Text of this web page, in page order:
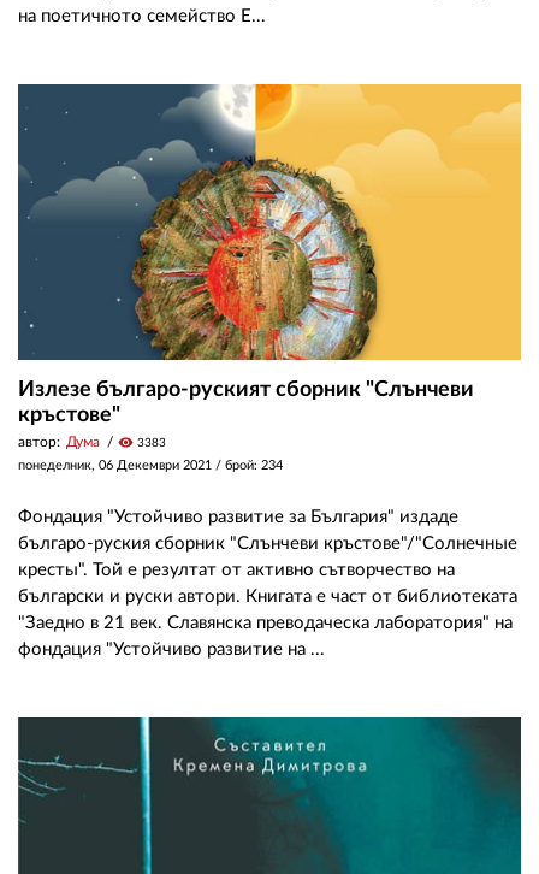
на поетичното семейство Е...
Излезе българо-руският сборник "Слънчеви
кръстове"
автор: Дума visibility 3383
понеделник, 06 Декември 2021 / брой: 234
Фондация "Устойчиво развитие за България" издаде
българо-руския сборник "Слънчеви кръстове"/"Солнечные
кресты". Той е резултат от активно сътворчество на
български и руски автори. Книгата е част от библиотеката
"Заедно в 21 век. Славянска преводаческа лаборатория" на
фондация "Устойчиво развитие на ...